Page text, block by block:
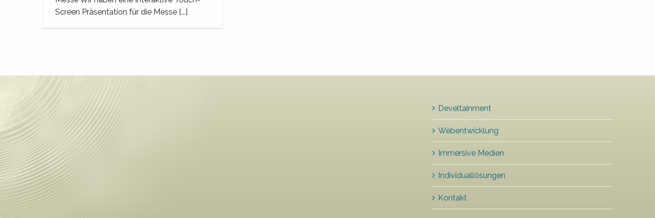
Screen Präsentation für die Messe [...]
Develtainment
Webentwicklung
Immersive Medien
Individuallösungen
Kontakt